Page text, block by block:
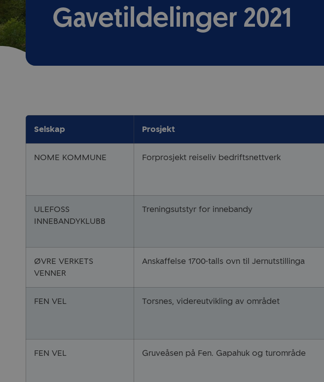
Gavetildelinger 2021
Selskap Prosjekt
NOME KOMMUNE Forprosjekt reiseliv bedriftsnettverk
ULEFOSS
INNEBANDYKLUBB
Treningsutstyr for innebandy
ØVRE VERKETS
VENNER
Anskaffelse 1700-talls ovn til Jernutstillinga
FEN VEL Torsnes, videreutvikling av området
FEN VEL Gruveåsen på Fen. Gapahuk og turområde